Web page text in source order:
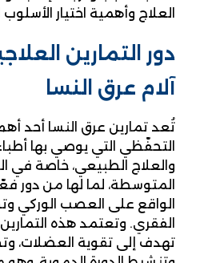
العلاج وأهمية اختيار
دور التمارين
آلام عرق النسا
تُعد تمارين عرق النسا أحد
التحفّظي التي يوصي بها
والعلاج الطبيعي، خاصة في
المتوسطة، لما لها من دور
الواقع على العصب الوركي
الفقري. وتعتمد هذه
تهدف إلى تقوية العضلات،